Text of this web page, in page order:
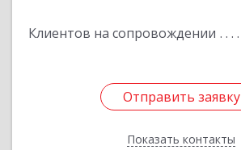
Клиентов на сопровождении
Отправить заявку
Показать контакты
Отправить заявку
Назад